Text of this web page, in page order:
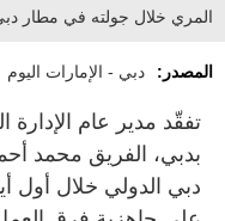
المري خلال جولته في مطار
المصدر: دبي - الإمارات اليوم
تفقّد مدير عام الإدارة
بدبي، الفريق محمد
دبي الدولي خلال أول